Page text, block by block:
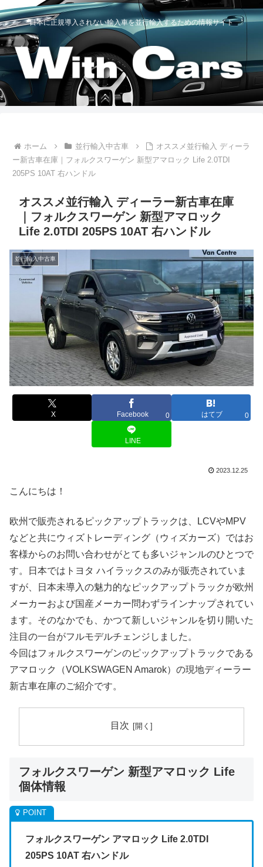
日本に正規導入されない輸入車を並行輸入するための情報サイト
ホーム 並行輸入中古車
オススメ並行輸入 ディーラ
ー新古車在庫｜フォルクスワーゲン 新型アマロック Life 2.0TDI
205PS 10AT 右ハンドル
オススメ並行輸入 ディーラー新古車在庫
｜フォルクスワーゲン 新型アマロック
Life 2.0TDI 205PS 10AT 右ハンドル
並行輸入中古車
X Facebook 0 はてブ 0
LINE
2023.12.25
こんにちは！
欧州で販売されるピックアップトラックは、LCVやMPV
などと共にウィズトレーディング（ウィズカーズ）ではお
客様からのお問い合わせがとても多いジャンルのひとつで
す。日本ではトヨタ ハイラックスのみが販売されていま
すが、日本未導入の魅力的なピックアップトラックが欧州
メーカーおよび国産メーカー問わずラインナップされてい
ます。そのなかでも、かつて新しいジャンルを切り開いた
注目の一台がフルモデルチェンジしました。
今回はフォルクスワーゲンのピックアップトラックである
アマロック（VOLKSWAGEN Amarok）の現地ディーラー
新古車在庫のご紹介です。
目次
フォルクスワーゲン 新型アマロック Life
個体情報
フォルクスワーゲン アマロック Life 2.0TDI
205PS 10AT 右ハンドル